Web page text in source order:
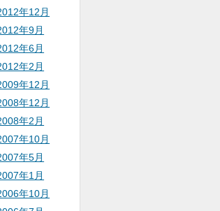
年12月
年9月
年6月
年2月
年12月
年12月
年2月
年10月
年5月
年1月
年10月